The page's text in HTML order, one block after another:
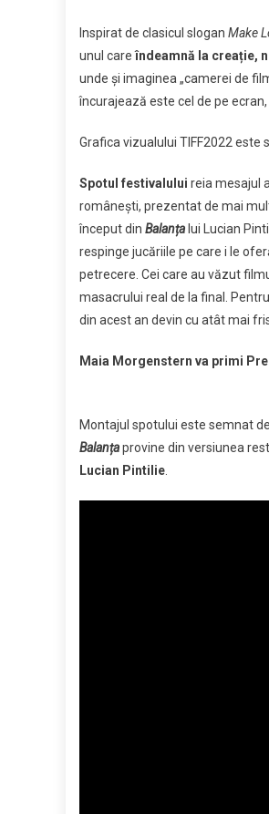
Inspirat de clasicul slogan Make
unul careîndeamnă la creație,
unde și imaginea „camerei de
încurajează este cel de pe
Grafica vizualului TIFF2022 este
Spotul festivalului reia mesajul
românești, prezentat de mai
început din Balanța lui Lucian
respinge jucăriile pe care i le
petrecere. Cei care au văzut
masacrului real de la final.
din acest an devin cu atât mai
Maia Morgenstern va primi
Montajul spotului este semnat de
Balanțaprovine din versiunea
Lucian Pintilie